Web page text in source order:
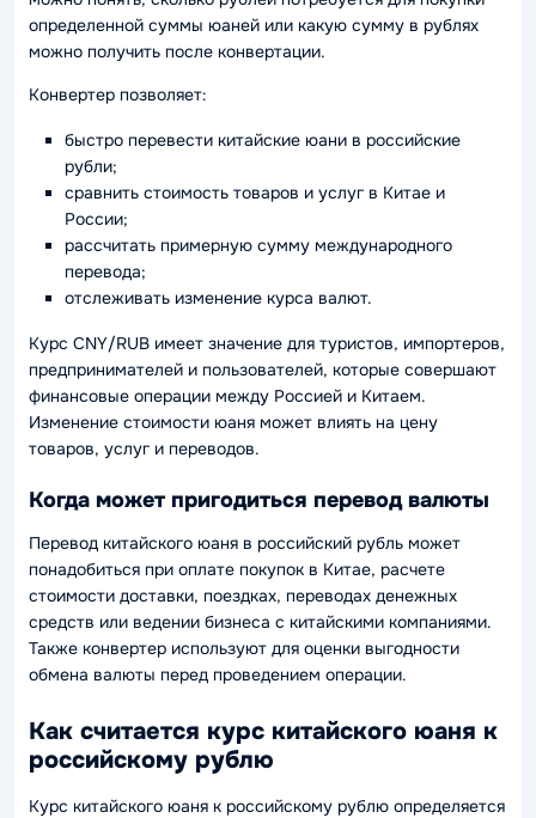
определенной суммы юаней или какую сумму в рублях
можно получить после конвертации.
Конвертер позволяет:
быстро перевести китайские юани в российские
рубли;
сравнить стоимость товаров и услуг в Китае и
России;
рассчитать примерную сумму международного
перевода;
отслеживать изменение курса валют.
Курс CNY/RUB имеет значение для туристов, импортеров,
предпринимателей и пользователей, которые совершают
финансовые операции между Россией и Китаем.
Изменение стоимости юаня может влиять на цену
товаров, услуг и переводов.
Когда может пригодиться перевод валюты
Перевод китайского юаня в российский рубль может
понадобиться при оплате покупок в Китае, расчете
стоимости доставки, поездках, переводах денежных
средств или ведении бизнеса с китайскими компаниями.
Также конвертер используют для оценки выгодности
обмена валюты перед проведением операции.
Как считается курс китайского юаня к
российскому рублю
Курс китайского юаня к российскому рублю определяется